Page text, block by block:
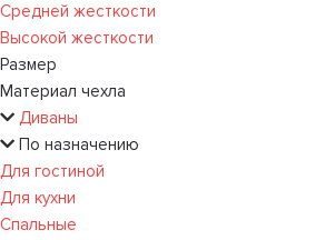
Средней жесткости
Высокой жесткости
Размер
Материал чехла
Диваны
По назначению
Для гостиной
Для кухни
Спальные